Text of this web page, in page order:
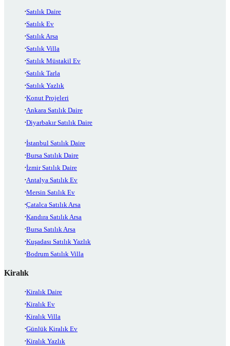
Satılık Daire
Satılık Ev
Satılık Arsa
Satılık Villa
Satılık Müstakil Ev
Satılık Tarla
Satılık Yazlık
Konut Projeleri
Ankara Satılık Daire
Diyarbakır Satılık Daire
İstanbul Satılık Daire
Bursa Satılık Daire
İzmir Satılık Daire
Antalya Satılık Ev
Mersin Satılık Ev
Çatalca Satılık Arsa
Kandıra Satılık Arsa
Bursa Satılık Arsa
Kuşadası Satılık Yazlık
Bodrum Satılık Villa
Kiralık
Kiralık Daire
Kiralık Ev
Kiralık Villa
Günlük Kiralık Ev
Kiralık Yazlık